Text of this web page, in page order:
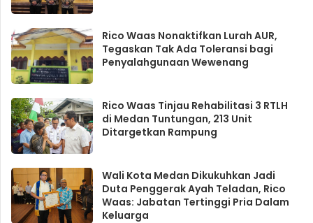
Rico Waas Nonaktifkan Lurah AUR,
Tegaskan Tak Ada Toleransi bagi
Penyalahgunaan Wewenang
Rico Waas Tinjau Rehabilitasi 3 RTLH
di Medan Tuntungan, 213 Unit
Ditargetkan Rampung
Wali Kota Medan Dikukuhkan Jadi
Duta Penggerak Ayah Teladan, Rico
Waas: Jabatan Tertinggi Pria Dalam
Keluarga